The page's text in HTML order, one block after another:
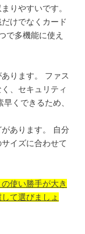
りやすいです。
けでなくカード
で多機能に使え
ります。 ファス
、セキュリティ
くできるため、
あります。 自分
イズに合わせて
使い勝手が大き
て選びましょ